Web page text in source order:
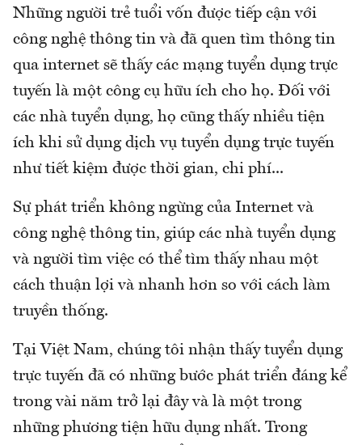
Những người trẻ tuổi vốn được tiếp cận với
công nghệ thông tin và đã quen tìm thông tin
qua internet sẽ thấy các mạng tuyển dụng trực
tuyến là một công cụ hữu ích cho họ. Đối với
các nhà tuyển dụng, họ cũng thấy nhiều tiện
ích khi sử dụng dịch vụ tuyển dụng trực tuyến
như tiết kiệm được thời gian, chi phí...
Sự phát triển không ngừng của Internet và
công nghệ thông tin, giúp các nhà tuyển dụng
và người tìm việc có thể tìm thấy nhau một
cách thuận lợi và nhanh hơn so với cách làm
truyền thống.
Tại Việt Nam, chúng tôi nhận thấy tuyển dụng
trực tuyến đã có những bước phát triển đáng kể
trong vài năm trở lại đây và là một trong
những phương tiện hữu dụng nhất. Trong